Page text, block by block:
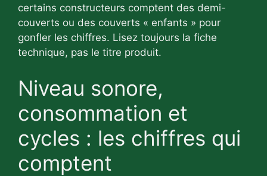
certains constructeurs comptent des demi-
couverts ou des couverts « enfants » pour
gonfler les chiffres. Lisez toujours la fiche
technique, pas le titre produit.
Niveau sonore,
consommation et
cycles : les chiffres qui
comptent